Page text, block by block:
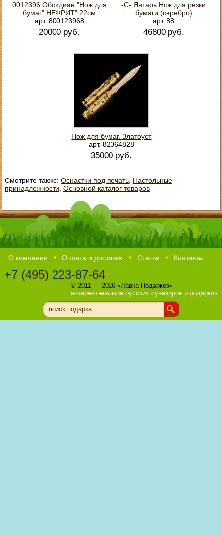
0012396 Обсидиан "Нож для
бумаг" НЕФРИТ" 22см
арт. 800123968
20000 руб.
-С- Янтарь Нож для резки
бумаги (серебро)
арт. 88
46800 руб.
Нож для бумаг. Златоуст
арт. 82064828
35000 руб.
Смотрите также: Оснастки под печать, Настольные
принадлежности Основной каталог товаров
О компании Оплата и доставка Статьи Контакты
+7 (495) 223-87-64
© 2011 — 2026 «Лавка Подарков» -
интернет-магазин русских сувениров и подарков